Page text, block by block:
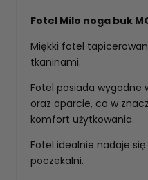
Fotel Milo noga buk
Miękki fotel
tkaninami.
Fotel posiada wygodne
oraz oparcie, co w
komfort użytkowania.
Fotel idealnie nadaje
poczekalni.